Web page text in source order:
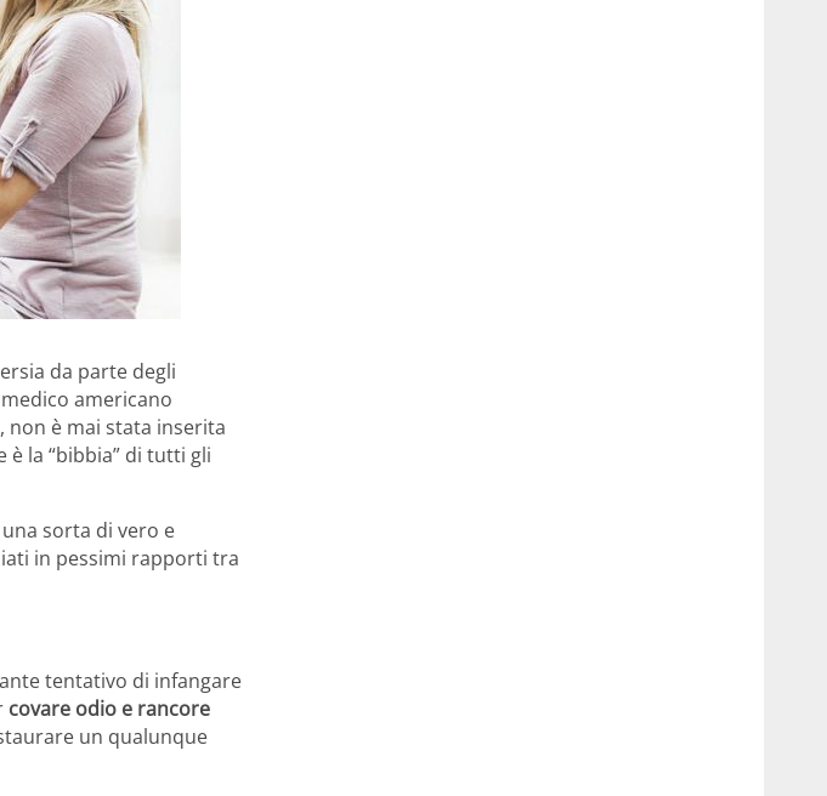
da parte degli
americano
non è mai stata inserita
la “bibbia” di tutti gli
sorta di vero e
in pessimi rapporti tra
tentativo di infangare
covare odio e rancore
un qualunque